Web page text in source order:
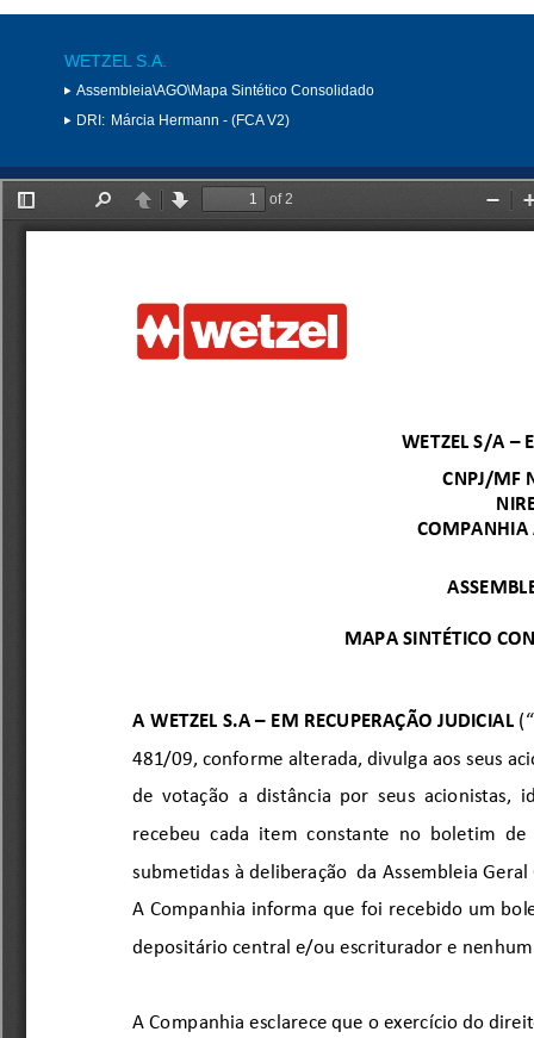
WETZEL S.A.
Assembleia\AGO\Mapa Sintético Consolidado
DRI: Márcia Hermann - (FCA V2)